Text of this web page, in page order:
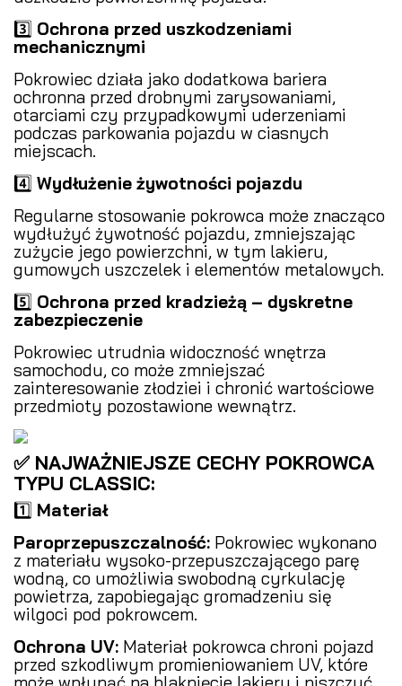
3️⃣ Ochrona przed uszkodzeniami
mechanicznymi
Pokrowiec działa jako dodatkowa bariera
ochronna przed drobnymi zarysowaniami,
otarciami czy przypadkowymi uderzeniami
podczas parkowania pojazdu w ciasnych
miejscach.
4️⃣ Wydłużenie żywotności pojazdu
Regularne stosowanie pokrowca może znacząco
wydłużyć żywotność pojazdu, zmniejszając
zużycie jego powierzchni, w tym lakieru,
gumowych uszczelek i elementów metalowych.
5️⃣ Ochrona przed kradzieżą – dyskretne
zabezpieczenie
Pokrowiec utrudnia widoczność wnętrza
samochodu, co może zmniejszać
zainteresowanie złodziei i chronić wartościowe
przedmioty pozostawione wewnątrz.
✅ NAJWAŻNIEJSZE CECHY POKROWCA
TYPU CLASSIC:
1️⃣ Materiał
Paroprzepuszczalność: Pokrowiec wykonano
z materiału wysoko-przepuszczającego parę
wodną, co umożliwia swobodną cyrkulację
powietrza, zapobiegając gromadzeniu się
wilgoci pod pokrowcem.
Ochrona UV: Materiał pokrowca chroni pojazd
przed szkodliwym promieniowaniem UV, które